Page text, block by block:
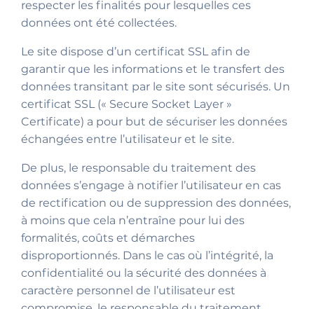
respecter les finalités pour lesquelles ces
données ont été collectées.
Le site dispose d’un certificat SSL afin de
garantir que les informations et le transfert des
données transitant par le site sont sécurisés. Un
certificat SSL (« Secure Socket Layer »
Certificate) a pour but de sécuriser les données
échangées entre l’utilisateur et le site.
De plus, le responsable du traitement des
données s’engage à notifier l’utilisateur en cas
de rectification ou de suppression des données,
à moins que cela n’entraîne pour lui des
formalités, coûts et démarches
disproportionnés. Dans le cas où l’intégrité, la
confidentialité ou la sécurité des données à
caractère personnel de l’utilisateur est